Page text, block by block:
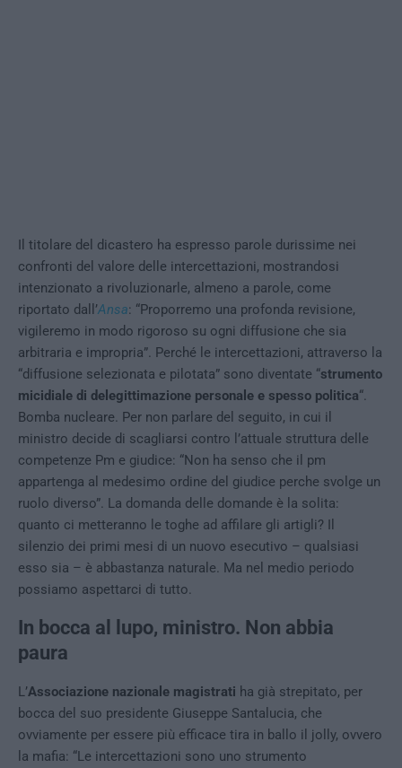
Il titolare del dicastero ha espresso parole durissime nei
confronti del valore delle intercettazioni, mostrandosi
intenzionato a rivoluzionarle, almeno a parole, come
riportato dall’Ansa: “Proporremo una profonda revisione,
vigileremo in modo rigoroso su ogni diffusione che sia
arbitraria e impropria”. Perché le intercettazioni, attraverso la
“diffusione selezionata e pilotata” sono diventate “strumento
micidiale di delegittimazione personale e spesso politica“.
Bomba nucleare. Per non parlare del seguito, in cui il
ministro decide di scagliarsi contro l’attuale struttura delle
competenze Pm e giudice: “Non ha senso che il pm
appartenga al medesimo ordine del giudice perche svolge un
ruolo diverso”. La domanda delle domande è la solita:
quanto ci metteranno le toghe ad affilare gli artigli? Il
silenzio dei primi mesi di un nuovo esecutivo – qualsiasi
esso sia – è abbastanza naturale. Ma nel medio periodo
possiamo aspettarci di tutto.
In bocca al lupo, ministro. Non abbia
paura
L’Associazione nazionale magistrati ha già strepitato, per
bocca del suo presidente Giuseppe Santalucia, che
ovviamente per essere più efficace tira in ballo il jolly, ovvero
la mafia: “Le intercettazioni sono uno strumento